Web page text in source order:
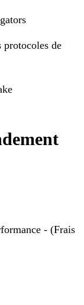
protocoles de
- (Frais